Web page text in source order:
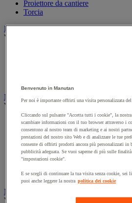
Proiettore da cantiere
Torcia
Ingrassaggio e lubrificazione
Vedi tutte le categorie
Marcatura
Vedi tutte le categorie
Incisione
Marcatura industriale
Marcatura permanente
Marcatura temporanea
Nastro adesivo di marcatura
Segnaletica in magazzino
Materiali per la finitura e l'edilizia
Vedi tutte le categorie
Benvenuto in Manutan
Per noi è importante offrirti una visita personalizzata
Cliccando sul pulsante "Accetta tutti i cookie", la
scambiare informazioni con il tuo browser attraverso i
consentono al nostro team di marketing e ai nostri
prestazioni del nostro sito Web e di analizzare le tue
consente di offrirti prodotti ancora più personalizzati in
pubblicità adeguata. Se vuoi saperne di più sulle
"impostazioni cookie".
E se scegli di continuare la tua visita senza cookie, sei
puoi anche leggere la nostra politica dei cookie